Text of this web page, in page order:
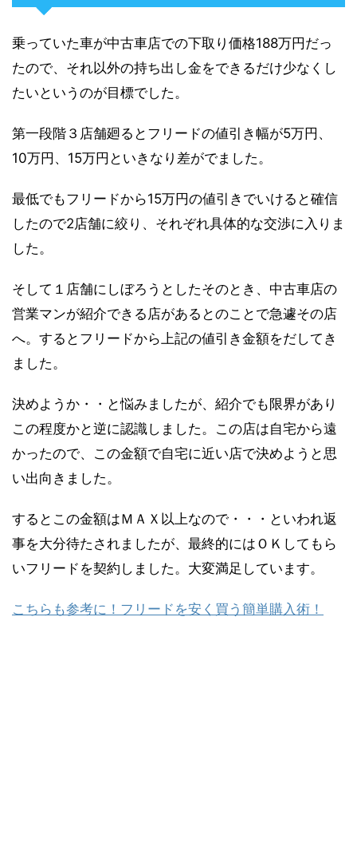
乗っていた車が中古車店での下取り価格188万円だっ
たので、それ以外の持ち出し金をできるだけ少なくし
たいというのが目標でした。
第一段階３店舗廻るとフリードの値引き幅が5万円、
10万円、15万円といきなり差がでました。
最低でもフリードから15万円の値引きでいけると確信
したので2店舗に絞り、それぞれ具体的な交渉に入りま
した。
そして１店舗にしぼろうとしたそのとき、中古車店の
営業マンが紹介できる店があるとのことで急遽その店
へ。するとフリードから上記の値引き金額をだしてき
ました。
決めようか・・と悩みましたが、紹介でも限界があり
この程度かと逆に認識しました。この店は自宅から遠
かったので、この金額で自宅に近い店で決めようと思
い出向きました。
するとこの金額はＭＡＸ以上なので・・・といわれ返
事を大分待たされましたが、最終的にはＯＫしてもら
いフリードを契約しました。大変満足しています。
こちらも参考に！フリードを安く買う簡単購入術！